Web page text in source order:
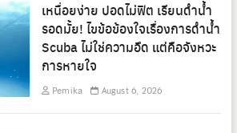
เหนื่อยง่าย ปอดไม่ฟิต เรียนดำน้ำ
รอดมั้ย! ไขข้อข้องใจเรื่องการดำน้ำ
Scuba ไม่ใช่ความอึด แต่คือจังหวะ
การหายใจ
Pemika August 6, 2026